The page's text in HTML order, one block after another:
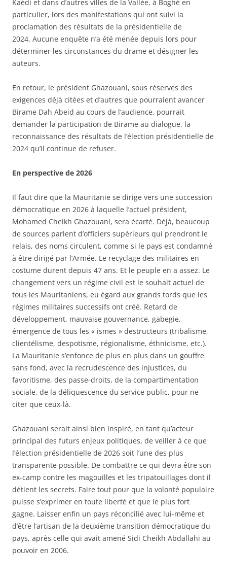
Kaédi et dans d’autres villes de la Vallée, à Boghé en
particulier, lors des manifestations qui ont suivi la
proclamation des résultats de la présidentielle de
2024. Aucune enquête n’a été menée depuis lors pour
déterminer les circonstances du drame et désigner les
auteurs.
En retour, le président Ghazouani, sous réserves des
exigences déjà citées et d’autres que pourraient avancer
Birame Dah Abeid au cours de l’audience, pourrait
demander la participation de Birame au dialogue, la
reconnaissance des résultats de l’élection présidentielle de
2024 qu’il continue de refuser.
En perspective de 2026
Il faut dire que la Mauritanie se dirige vers une succession
démocratique en 2026 à laquelle l’actuel président,
Mohamed Cheikh Ghazouani, sera écarté. Déjà, beaucoup
de sources parlent d’officiers supérieurs qui prendront le
relais, des noms circulent, comme si le pays est condamné
à être dirigé par l’Armée. Le recyclage des militaires en
costume durent depuis 47 ans. Et le peuple en a assez. Le
changement vers un régime civil est le souhait actuel de
tous les Mauritaniens, eu égard aux grands tords que les
régimes militaires successifs ont créé. Retard de
développement, mauvaise gouvernance, gabegie,
émergence de tous les « ismes » destructeurs (tribalisme,
clientélisme, despotisme, régionalisme, éthnicisme, etc.).
La Mauritanie s’enfonce de plus en plus dans un gouffre
sans fond, avec la recrudescence des injustices, du
favoritisme, des passe-droits, de la compartimentation
sociale, de la déliquescence du service public, pour ne
citer que ceux-là.
Ghazouani serait ainsi bien inspiré, en tant qu’acteur
principal des futurs enjeux politiques, de veiller à ce que
l’élection présidentielle de 2026 soit l’une des plus
transparente possible. De combattre ce qui devra être son
ex-camp contre les magouilles et les tripatouillages dont il
détient les secrets. Faire tout pour que la volonté populaire
puisse s’exprimer en toute liberté et que le plus fort
gagne. Laisser enfin un pays réconcilié avec lui-même et
d’être l’artisan de la deuxième transition démocratique du
pays, après celle qui avait amené Sidi Cheikh Abdallahi au
pouvoir en 2006.